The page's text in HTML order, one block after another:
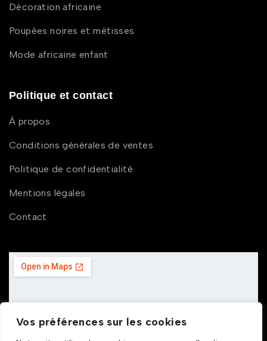
Vos préférences sur les cookies
Décoration africaine
Poupées noires et métisses
Mode africaine enfant
Politique et contact
À propos
Conditions générales de ventes
Politique de confidentialité
Mentions légales
Contact